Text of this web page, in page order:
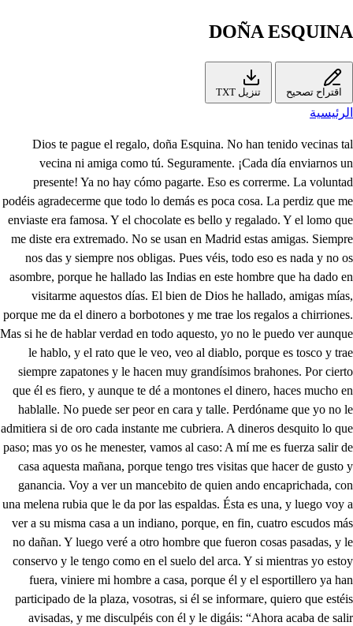
DOÑA ESQUINA
اقتراح تصحيح تنزيل TXT
الرئيسية
Dios te pague el regalo, doña Esquina. No han tenido vecinas tal
vecina ni amiga como tú. Seguramente. ¡Cada día enviarnos un
presente! Ya no hay cómo pagarte. Eso es correrme. La voluntad
podéis agradecerme que todo lo demás es poca cosa. La perdiz que me
enviaste era famosa. Y el chocolate es bello y regalado. Y el lomo que
me diste era extremado. No se usan en Madrid estas amigas. Siempre
nos das y siempre nos obligas. Pues véis, todo eso es nada y no os
asombre, porque he hallado las Indias en este hombre que ha dado en
visitarme aquestos días. El bien de Dios he hallado, amigas mías,
porque me da el dinero a borbotones y me trae los regalos a chirriones.
Mas si he de hablar verdad en todo aquesto, yo no le puedo ver aunque
le hablo, y el rato que le veo, veo al diablo, porque es tosco y trae
siempre zapatones y le hacen muy grandísimos brahones. Por cierto
que él es fiero, y aunque te dé a montones el dinero, haces mucho en
hablalle. No puede ser peor en cara y talle. Perdóname que yo no le
admitiera si de oro cada instante me cubriera. A dineros desquito lo que
paso; mas yo os he menester, vamos al caso: A mí me es fuerza salir de
casa aquesta mañana, porque tengo tres visitas que hacer de gusto y
ganancia. Voy a ver un mancebito de quien ando encaprichada, con
una melena rubia que le da por las espaldas. Ésta es una, y luego voy a
ver a su misma casa a un indiano, porque, en fin, cuatro escudos más
no dañan. Y luego veré a otro hombre que fueron cosas pasadas, y le
conservo y le tengo como en el suelo del arca. Y si mientras yo estoy
fuera, viniere mi hombre a casa, porque él y el esportillero ya han
participado de la plaza, vosotras, si él se informare, quiero que estéis
avisadas, y me disculpéis con él y le digáis: “Ahora acaba de salir